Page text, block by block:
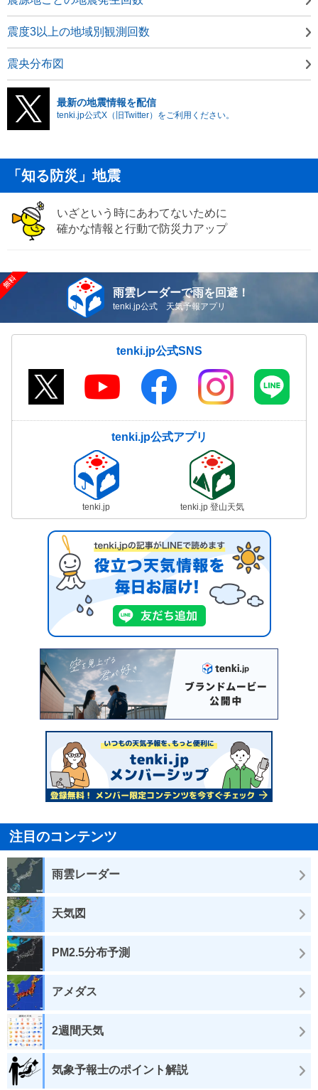
震度3以上の地域別観測回数
震央分布図
最新の地震情報を配信
tenki.jp公式X（旧Twitter）をご利用ください。
「知る防災」地震
いざという時にあわてないために
確かな情報と行動で防災力アップ
雨雲レーダーで雨を回避！
tenki.jp公式 天気予報アプリ
tenki.jp公式SNS
tenki.jp公式アプリ
tenki.jp tenki.jp 登山天気
注目のコンテンツ
雨雲レーダー
天気図
PM2.5分布予測
アメダス
2週間天気
気象予報士のポイント解説